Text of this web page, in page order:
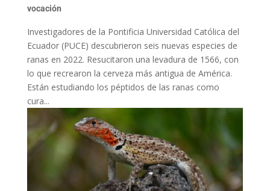
vocación
Investigadores de la Pontificia Universidad Católica del
Ecuador (PUCE) descubrieron seis nuevas especies de
ranas en 2022. Resucitaron una levadura de 1566, con
lo que recrearon la cerveza más antigua de América.
Están estudiando los péptidos de las ranas como
cura...